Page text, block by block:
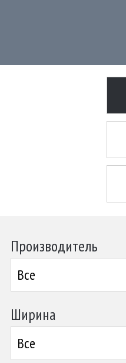
Производитель
Все
Ширина
Все